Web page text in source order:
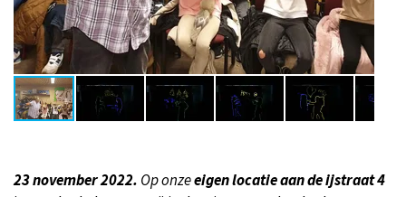
23 november 2022. Op onzeeigen locatie aan de ijstraat 4